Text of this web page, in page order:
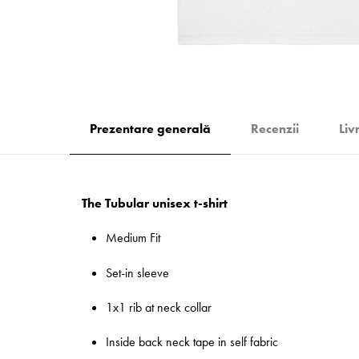
Prezentare generală Recenzii
The Tubular unisex t-shirt
Medium Fit
Set-in sleeve
1x1 rib at neck collar
Inside back neck tape in self fabric